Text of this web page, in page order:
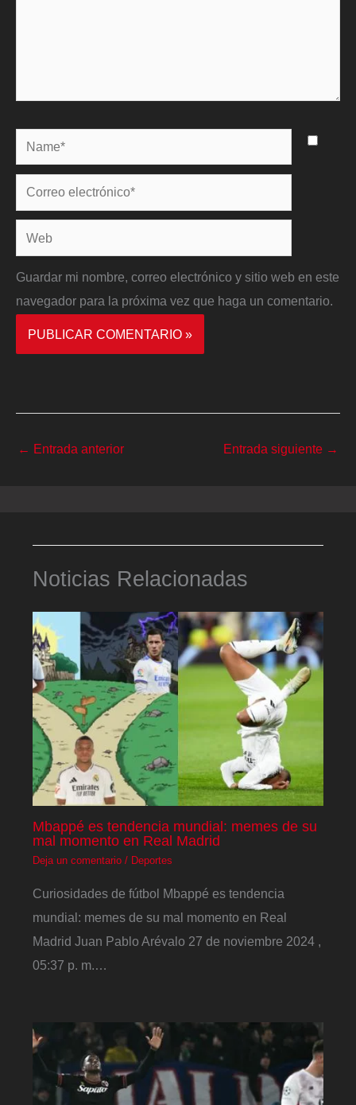
Name*
Correo
electrónico*
Web
Guardar mi nombre, correo electrónico y sitio web en este
navegador para la próxima vez que haga un comentario.
← Entrada anterior Entrada siguiente →
Noticias Relacionadas
Mbappé es tendencia mundial: memes de su
mal momento en Real Madrid
Deja un comentario / Deportes
Curiosidades de fútbol Mbappé es tendencia
mundial: memes de su mal momento en Real
Madrid Juan Pablo Arévalo 27 de noviembre 2024 ,
05:37 p. m.…